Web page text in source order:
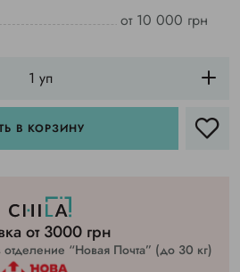
от 10 000 грн
В КОРЗИНУ
от 3000 грн
“Новая Почта” (до 30 кг)